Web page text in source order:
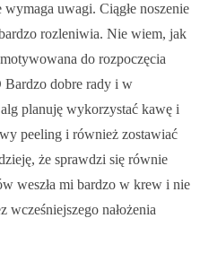
uwagi. Ciągłe noszenie
rozleniwia. Nie wiem, jak
do rozpoczęcia
Bardzo dobre rady i w
planuję wykorzystać kawę i
peeling i również zostawiać
że sprawdzi się równie
weszła mi bardzo w krew i nie
nałożenia